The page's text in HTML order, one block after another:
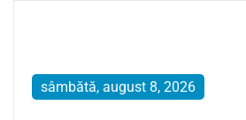
sâmbătă, august 8, 2026